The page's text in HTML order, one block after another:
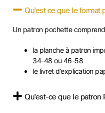
Qu'est ce que le format
Un patron pochette
la planche à patron
34-48 ou 46-58
le livret d’explication
Qu'est-ce que le patron